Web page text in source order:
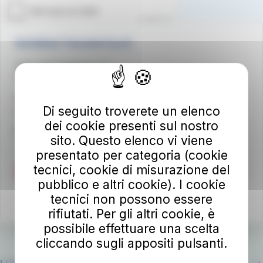
Autolinee Toscane S.p.A.
Viale del Progresso n. 6
50032 Borgo San Lorenzo (FI)
autolineetoscane@pec.it
Per info e reclamiat-bus.it/parlaconat
Di seguito troverete un elenco
dei cookie presenti sul nostro
sito. Questo elenco vi viene
presentato per categoria (cookie
tecnici, cookie di misurazione del
pubblico e altri cookie). I cookie
tecnici non possono essere
rifiutati. Per gli altri cookie, è
possibile effettuare una scelta
cliccando sugli appositi pulsanti.